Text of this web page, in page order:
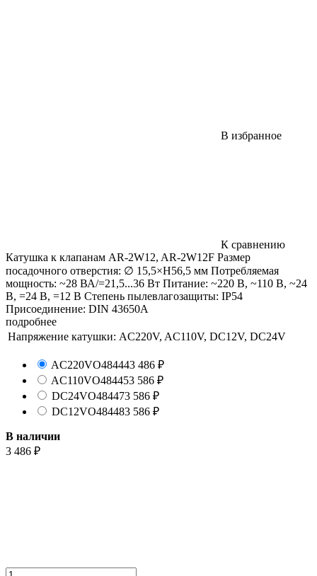
В избранное
К сравнению
Катушка к клапанам AR-2W12, AR-2W12F Размер
посадочного отверстия: ∅ 15,5×H56,5 мм Потребляемая
мощность: ~28 ВА/=21,5...36 Вт Питание: ~220 В, ~110 В, ~24
В, =24 В, =12 В Степень пылевлагозащиты: IP54
Присоединение: DIN 43650A
подробнее
Напряжение катушки: AC220V, AC110V, DC12V, DC24V
AC220VO484443 486 ₽
AC110VO484453 586 ₽
DC24VO484473 586 ₽
DC12VO484483 586 ₽
В наличии
3 486 ₽